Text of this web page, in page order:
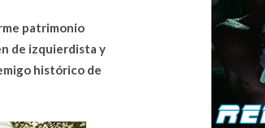
patrimonio
de izquierdista y
histórico de